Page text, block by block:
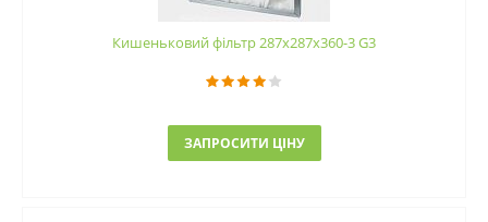
Кишеньковий фільтр 287х287х360-3 G3
ЗАПРОСИТИ ЦІНУ